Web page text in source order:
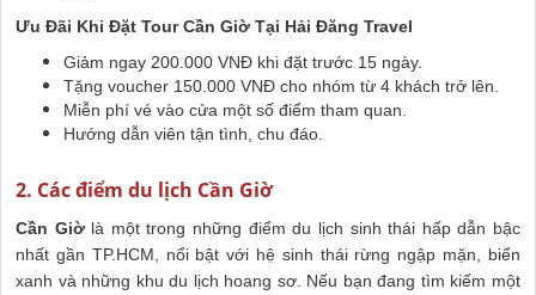
Ưu Đãi Khi Đặt Tour Cần Giờ Tại Hải Đăng Travel
Giảm ngay 200.000 VNĐ khi đặt trước 15 ngày.
Tặng voucher 150.000 VNĐ cho nhóm từ 4 khách trở lên.
Miễn phí vé vào cửa một số điểm tham quan.
Hướng dẫn viên tận tình, chu đáo.
2. Các điểm du lịch Cần Giờ
Cần Giờlà một trong những điểm du lịch sinh thái hấp dẫn bậc
nhất gần TP.HCM, nổi bật với hệ sinh thái rừng ngập mặn, biển
xanh và những khu du lịch hoang sơ. Nếu bạn đang tìm kiếm một